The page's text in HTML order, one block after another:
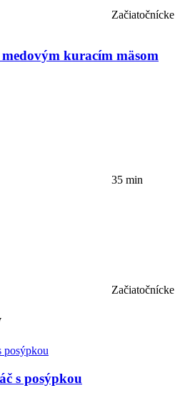
Začiatočnícke
kuracím mäsom
35 min
Začiatočnícke
s posýpkou